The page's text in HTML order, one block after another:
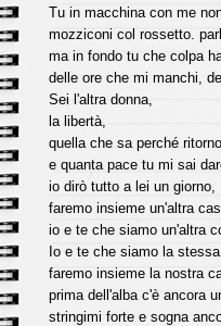
Tu in macchina con me
mozziconi col rossetto.
ma in fondo tu che colpa
delle ore che mi manchi,
Sei l'altra donna,
la libertà,
quella che sa perché
e quanta pace tu mi sai
io dirò tutto a lei un giorno,
faremo insieme un'altra
io e te che siamo un'altra
Io e te che siamo la
faremo insieme la nostra
prima dell'alba c'è ancora
stringimi forte e sogna